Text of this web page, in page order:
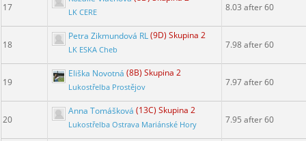
17 LK CERE 8.03 after 60
18
Petra Zikmundová RL(9D) Skupina 2
LK ESKA Cheb 7.98 after 60
19
Eliška Novotná (8B) Skupina 2
Lukostřelba Prostějov 7.97 after 60
20
Anna Tomášková (13C) Skupina 2
Lukostřelba Ostrava Mariánské Hory 7.95 after 60